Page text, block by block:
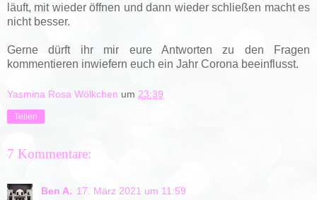
läuft, mit wieder öffnen und dann wieder schließen macht es
nicht besser.
Gerne dürft ihr mir eure Antworten zu den Fragen
kommentieren inwiefern euch ein Jahr Corona beeinflusst.
Yasmina Rosa Wölkchen um 23:39
Teilen
7 Kommentare:
Ben A. 17. März 2021 um 11:59